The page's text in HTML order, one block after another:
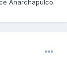
Anarchapulco.